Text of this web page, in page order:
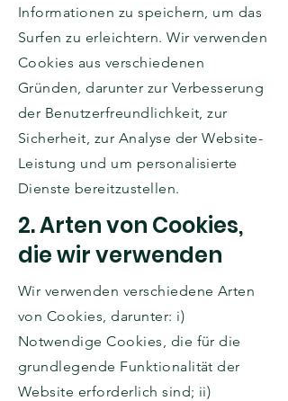
Informationen zu speichern, um das
Surfen zu erleichtern. Wir verwenden
Cookies aus verschiedenen
Gründen, darunter zur Verbesserung
der Benutzerfreundlichkeit, zur
Sicherheit, zur Analyse der Website-
Leistung und um personalisierte
Dienste bereitzustellen.
2. Arten von Cookies,
die wir verwenden
Wir verwenden verschiedene Arten
von Cookies, darunter: i)
Notwendige Cookies, die für die
grundlegende Funktionalität der
Website erforderlich sind; ii)